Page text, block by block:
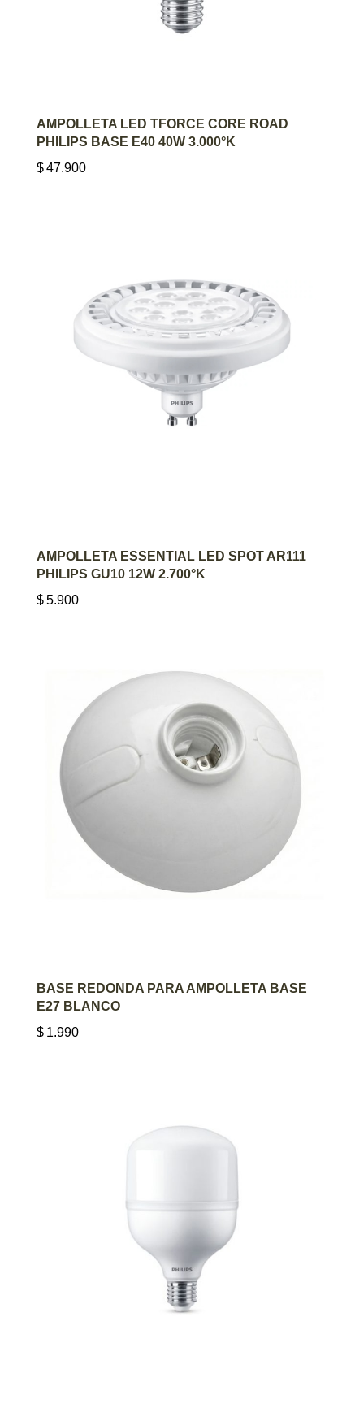
AGREGAR AL CARRITO
AMPOLLETA LED TFORCE CORE ROAD
PHILIPS BASE E40 40W 3.000°K
$47.900
AGREGAR AL CARRITO
AMPOLLETA ESSENTIAL LED SPOT AR111
PHILIPS GU10 12W 2.700°K
$5.900
AGREGAR AL CARRITO
BASE REDONDA PARA AMPOLLETA BASE
E27 BLANCO
$ 1.990